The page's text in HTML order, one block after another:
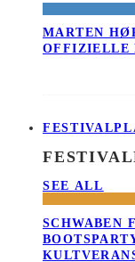
MARTEN
OFFIZIELLE
SEE ALL
SCHWABEN
OOTSPARTY